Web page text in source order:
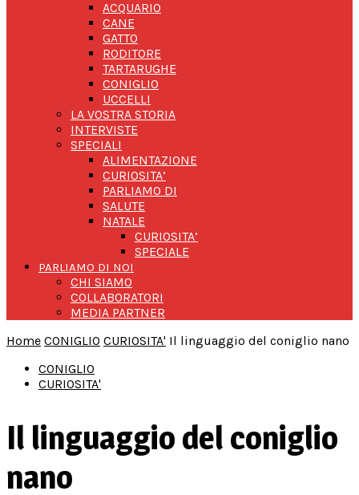
ACQUARIO
CANE
GATTO
RODITORE
TARTARUGHE
CONIGLIO
UCCELLI
LA VOSTRA STORIA
INTERVISTE
SPECIALI
ALIMENTAZIONE
CURIOSITA’
PARLIAMO DI
SALUTE
NATALE
CURIOSITA’
SPECIALE
PARLIAMO DI NOI
CHI SIAMO
COLLABORATORI
MEDIA PARTNER
Home CONIGLIO CURIOSITA' Il linguaggio del coniglio nano
CONIGLIO
CURIOSITA'
Il linguaggio del coniglio
nano